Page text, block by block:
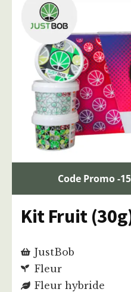
Code Promo -
Kit Fruit
JustBob
Fleur
Fleur hybride